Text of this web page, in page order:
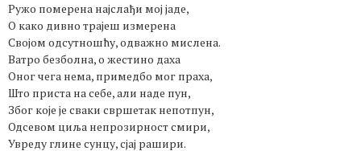
Ружо померена најслађи мој јаде,
О како дивно трајеш измерена
Својом одсутношћу, одважно мислена.
Ватро безболна, о жестино даха
Оног чега нема, примедбо мог праха,
Што приста на себе, али наде пун,
Због које је сваки свршетак непотпун,
Одсевом циља непрозирност смири,
Увреду глине сунцу, сјај рашири.